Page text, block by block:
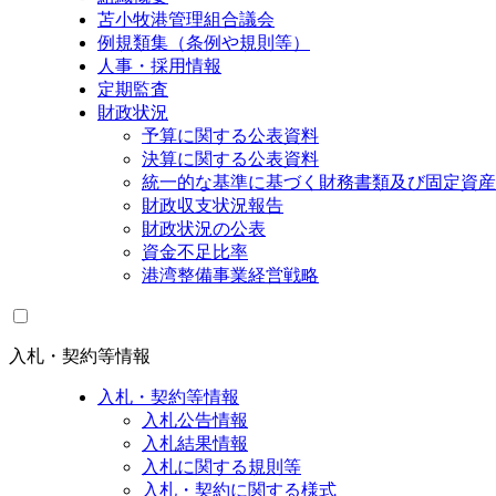
苫小牧港管理組合議会
例規類集（条例や規則等）
人事・採用情報
定期監査
財政状況
予算に関する公表資料
決算に関する公表資料
統一的な基準に基づく財務書類及び固定資
財政収支状況報告
財政状況の公表
資金不足比率
港湾整備事業経営戦略
入札・契約等情報
入札・契約等情報
入札公告情報
入札結果情報
入札に関する規則等
入札・契約に関する様式